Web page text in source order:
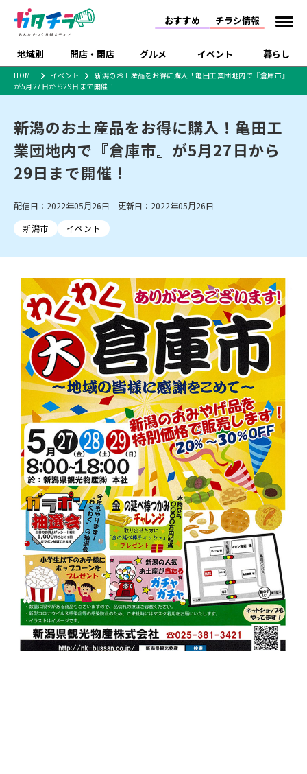
おすすめ チラシ情報
地域別 開店・閉店 グルメ イベント 暮らし
新潟市 下越
中越
佐渡
新潟市中央区 新潟市東区 新潟市西区
新潟市北区
新潟市南区
新潟市江南区 新潟市秋葉区
新潟市西蒲区
村上・関川
新発田・聖籠
胎内・粟島
三条・加茂・田上
五泉・阿賀野・阿賀
燕・弥彦
長岡・見附
小千谷・十日町・津南
魚沼・南魚沼・湯沢
柏崎・刈羽・出雲崎
上越・妙高・糸魚川
開店 閉店
リニューアル・移転
新潟市・開店
新潟市・閉店
長岡市・開店
長岡市・閉店
上越市・開店
ラーメン・開店
ラーメン・閉店
ラーメン 現地レポート
和食
スイーツ
ご当地グルメ 食べ歩き テイクアウト
季節・期間限定
カフェ
居酒屋・バー
パスタ
パン・ベーカリー
タレカツ・豚カツ
デカ盛り・大盛り
旨辛・激辛
定食・町定食 海鮮・鮨
そば・うどん
日本酒・新潟清酒
ワイン・クラフトビール
ケーキ・パフェ
ビアガーデン・暑気払い
忘新年会・歓送迎会
体験・販売 祭り・伝統行事
趣味・展示会
スポーツ
セミナー・講演会 子ども向け 花火大会
入場無料
住宅展示場
完成見学会 学生スポーツ アルビレックス
施設・ショップ
住宅メーカー・工務
店
食品メーカー・県産
習い事・塾 アパレル・雑貨
観光スポット
温泉・入浴 ホテル 旅館
水族館
リラクゼーション・整体
スキー場
リユース・買取
病院・クリニック
イオンモール
ラブラ万代・ラブラ2
ビルボードプレイスBP
新潟伊勢丹
ピア万代
リバーサイド千秋
パティオPATIO
特売セール インタビュー
特集・まとめ記事
セツコママ ランキング 新潟人
キャンペーン
開店まとめ
閉店まとめ
食品スーパー・コンビ
ショッピングモール・
大型施設
ドラッグストア・ホーム
センター
ファッション 生活サービス
新車・中古車・カー用品
旅行・レジャー
家電・携帯電話
冠婚葬祭
習い事・塾 通販・EC イベント
求人
官公庁・自治体
新潟市 チラシ
長岡・見附 チラシ
上越・妙高・糸魚川 チラシ
注目 チラシ
週末セール
火曜セール
オープン・リニューアルセール
周年祭・感謝祭セール
年末・初売りセール
HOME イベント
新潟のお土産品をお得に購入！亀田工業団地内で『倉庫市』
が5月27日から29日まで開催！
新潟のお土産品をお得に購入！亀田工
業団地内で『倉庫市』が5月27日から
29日まで開催！
配信日：2022年05月26日 更新日：2022年05月26日
新潟市
イベント